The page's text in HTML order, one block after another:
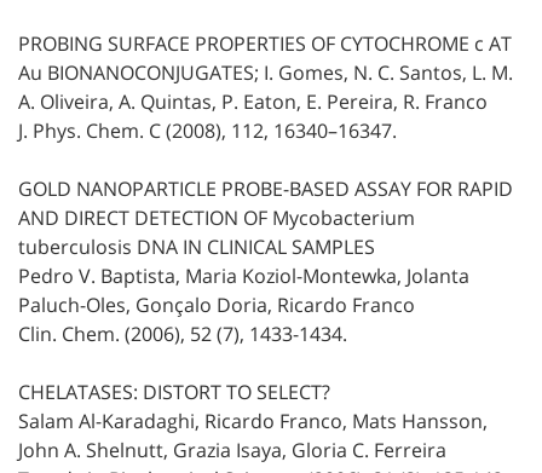
PROBING SURFACE PROPERTIES OF CYTOCHROME c AT
Au BIONANOCONJUGATES; I. Gomes, N. C. Santos, L. M.
A. Oliveira, A. Quintas, P. Eaton, E. Pereira, R. Franco
J. Phys. Chem. C (2008), 112, 16340–16347.
GOLD NANOPARTICLE PROBE-BASED ASSAY FOR RAPID
AND DIRECT DETECTION OF Mycobacterium
tuberculosis DNA IN CLINICAL SAMPLES
Pedro V. Baptista, Maria Koziol-Montewka, Jolanta
Paluch-Oles, Gonçalo Doria, Ricardo Franco
Clin. Chem. (2006), 52 (7), 1433-1434.
CHELATASES: DISTORT TO SELECT?
Salam Al-Karadaghi, Ricardo Franco, Mats Hansson,
John A. Shelnutt, Grazia Isaya, Gloria C. Ferreira